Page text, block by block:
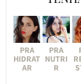
PRA
HIDRAT
AR
PRA
NUTRI
R